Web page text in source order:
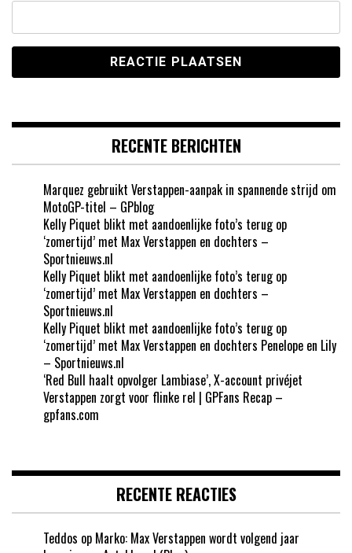
RECENTE BERICHTEN
Marquez gebruikt Verstappen-aanpak in spannende strijd om
MotoGP-titel – GPblog
Kelly Piquet blikt met aandoenlijke foto’s terug op
‘zomertijd’ met Max Verstappen en dochters –
Sportnieuws.nl
Kelly Piquet blikt met aandoenlijke foto’s terug op
‘zomertijd’ met Max Verstappen en dochters –
Sportnieuws.nl
Kelly Piquet blikt met aandoenlijke foto’s terug op
‘zomertijd’ met Max Verstappen en dochters Penelope en Lily
– Sportnieuws.nl
‘Red Bull haalt opvolger Lambiase’, X-account privéjet
Verstappen zorgt voor flinke rel | GPFans Recap –
gpfans.com
RECENTE REACTIES
Teddos op Marko: Max Verstappen wordt volgend jaar